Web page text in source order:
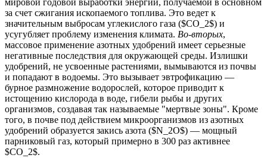
мировой годовой выработки энергии, получаемой в основном
за счет сжигания ископаемого топлива. Это ведет к
значительным выбросам углекислого газа ($CO_2$) и
усугубляет проблему изменения климата. Во-вторых,
массовое применение азотных удобрений имеет серьезные
негативные последствия для окружающей среды. Излишки
удобрений, не усвоенные растениями, вымываются из почвы
и попадают в водоемы. Это вызывает эвтрофикацию —
бурное размножение водорослей, которое приводит к
истощению кислорода в воде, гибели рыбы и других
организмов, создавая так называемые "мертвые зоны". Кроме
того, в почве под действием микроорганизмов из азотных
удобрений образуется закись азота ($N_2O$) — мощный
парниковый газ, который примерно в 300 раз активнее
$CO_2$.